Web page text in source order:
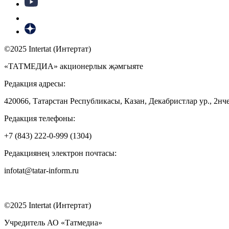
©2025 Intertat (Интертат)
«ТАТМЕДИА» акционерлык җәмгыяте
Редакция адресы:
420066, Татарстан Республикасы, Казан, Декабристлар ур.,
Редакция телефоны:
+7 (843) 222-0-999 (1304)
Редакциянең электрон почтасы:
infotat@tatar-inform.ru
©2025 Intertat (Интертат)
Учредитель АО «Татмедиа»